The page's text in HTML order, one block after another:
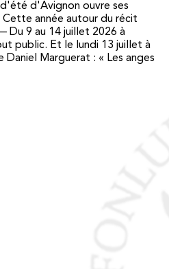
d'Avignon ouvre ses
année autour du récit
Du 9 au 14 juillet 2026 à
public. Et le lundi 13 juillet à
Marguerat : « Les anges